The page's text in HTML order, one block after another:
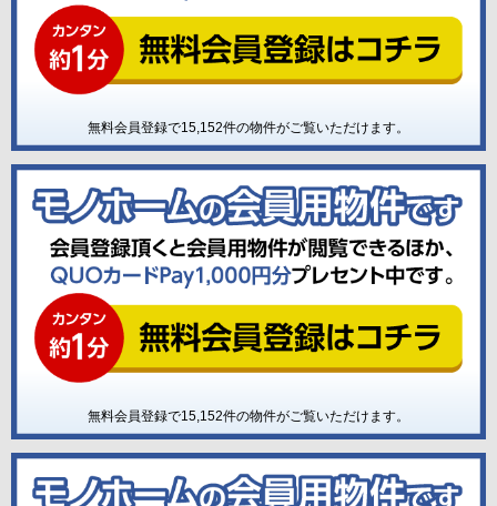
無料会員登録で15,152件の物件がご覧いただけます。
無料会員登録で15,152件の物件がご覧いただけます。